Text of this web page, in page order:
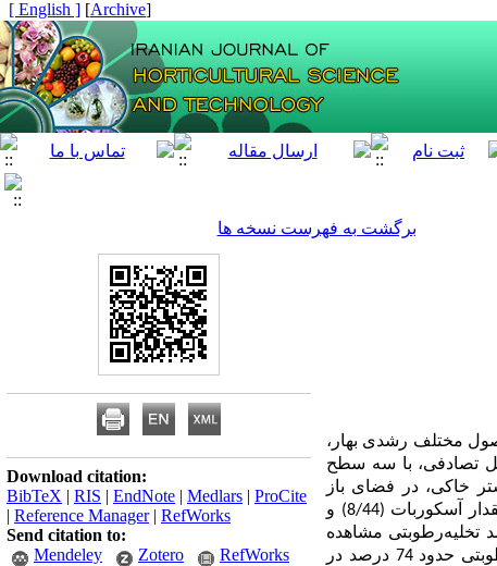
[
Archive
]
[ English ]
برگشت به فهرست نسخه ها
(1399-1398) در فصول مختلف رشدی بهار،
تصادفی، با سه سطح
بستر خاکی، در فضای باز
ایستگاه تحقیقات کشاورزی گریزه شهرستان سنندج، به‌‌اجرا درآمد. بر اساس مقایسه میانگین‌‌ها: کم‌‌ترین مقدار آسکوربات (8/44) و
(بر حسب میکرومول برگرم وزن‌‌خشک)، به ترتیب در تیمار شاهد و تیمار 65 درصد تخلیه‌‌رطوبتی مشاهده
شد. در روندی مشابه، مقدار گلوتاتیون (بر حسب میکرومول برگرم وزن‌‌خشک) در تیمار 65 درصد تخلیه‌‌رطوبتی حدود 74 درصد در
Download citation:
BibTeX | RIS | EndNote | Medlars | ProCite
| Reference Manager| RefWorks
Send citation to:
Mendeley
Zotero RefWorks